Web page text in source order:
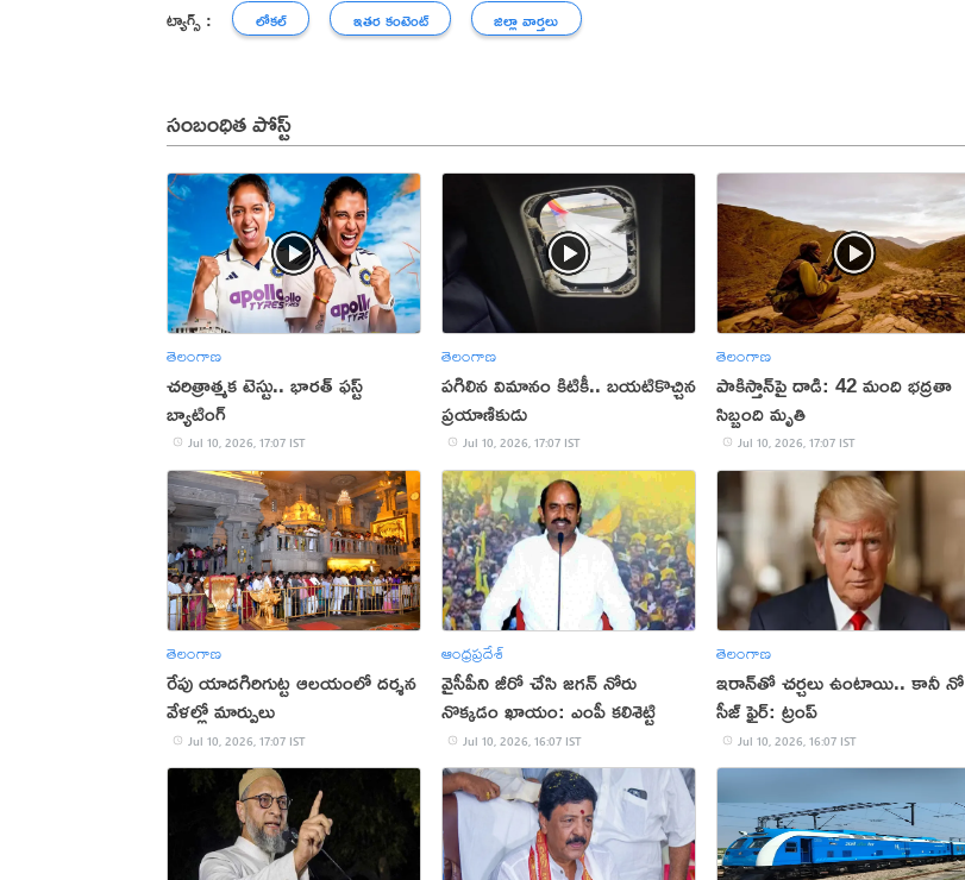
ట్యాగ్స్ : లోకల్ ఇతర కంటెంట్ జిల్లా వార్తలు
సంబంధిత పోస్ట్
తెలంగాణ
చరిత్రాత్మక టెస్టు.. భారత్‌ ఫస్ట్‌
బ్యాటింగ్‌
Jul 10, 2026, 17:07 IST
తెలంగాణ
పగిలిన విమానం కిటికీ.. బయటికొచ్చిన
ప్రయాణికుడు
Jul 10, 2026, 17:07 IST
తెలంగాణ
పాకిస్తాన్‌పై దాడి: 42 మంది భద్రతా
సిబ్బంది మృతి
Jul 10, 2026, 17:07 IST
తెలంగాణ
రేపు యాదగిరిగుట్ట ఆలయంలో దర్శన
వేళల్లో మార్పులు
Jul 10, 2026, 17:07 IST
ఆంధ్రప్రదేశ్
వైసీపీని జీరో చేసి జగన్ నోరు
నొక్కడం ఖాయం: ఎంపీ కలిశెట్టి
Jul 10, 2026, 16:07 IST
తెలంగాణ
‌ఇరాన్‌తో చర్చలు ఉంటాయి.. కానీ నో
సీజ్ ఫైర్: ట్రంప్
Jul 10, 2026, 16:07 IST